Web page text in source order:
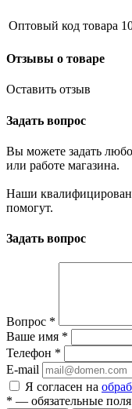
Оптовый код товара
Отзывы о товаре
Оставить отзыв
Задать вопрос
Вы можете задать
или работе магазина.
Наши
помогут.
Задать вопрос
Вопрос *
Ваше имя *
Телефон *
E-mail
Я согласен на
* — обязательные поля